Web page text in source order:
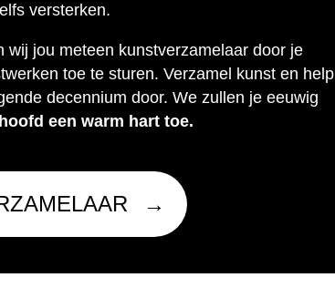
versterken.
wij jou meteen kunstverzamelaar door je
toe te sturen. Verzamel kunst en help
decennium door. We zullen je eeuwig
een warm hart toe.